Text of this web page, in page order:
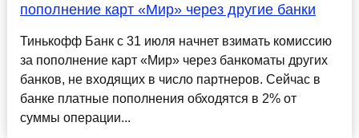
пополнение карт «Мир» через другие банки
Тинькофф Банк с 31 июля начнет взимать комиссию
за пополнение карт «Мир» через банкоматы других
банков, не входящих в число партнеров. Сейчас в
банке платные пополнения обходятся в 2% от
суммы операции...